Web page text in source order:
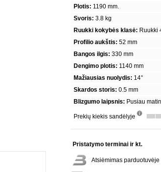
Plotis: 1190 mm.
Svoris: 3.8 kg
Ruukki kokybės klasė: Ruukki
Profilio aukštis: 52 mm
Bangos ilgis: 330 mm
Dengimo plotis: 1140 mm
Mažiausias nuolydis: 14°
Skardos storis: 0.5 mm
Blizgumo laipsnis: Pusiau
Prekių kiekis sandėlyje
Pristatymo terminai ir kt.
Atsiėmimas parduotuvėje